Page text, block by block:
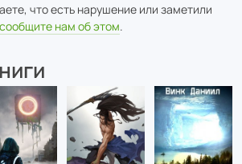
что есть нарушение или заметили
сообщите нам об этом.